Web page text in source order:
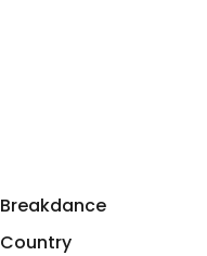
Breakdance
Country